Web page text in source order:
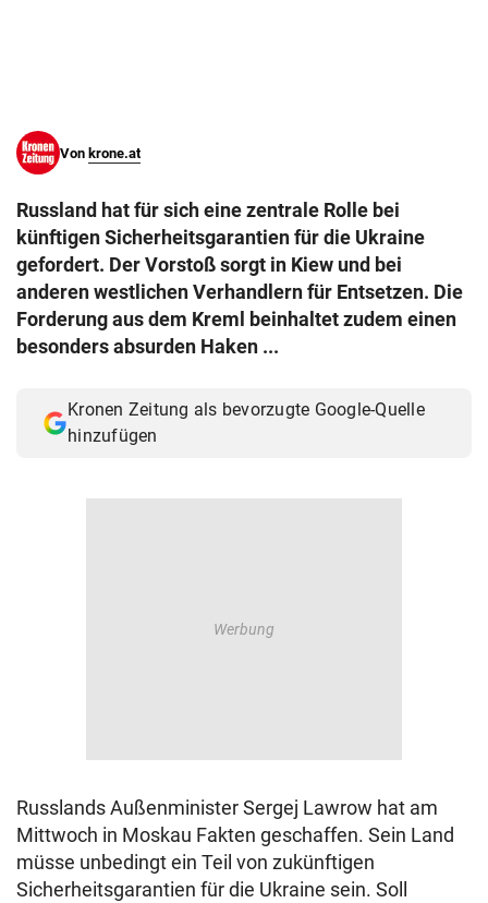
Von krone.at
Russland hat für sich eine zentrale Rolle bei
künftigen Sicherheitsgarantien für die Ukraine
gefordert. Der Vorstoß sorgt in Kiew und bei
anderen westlichen Verhandlern für Entsetzen. Die
Forderung aus dem Kreml beinhaltet zudem einen
besonders absurden Haken ...
Kronen Zeitung als bevorzugte Google-Quelle
hinzufügen
Russlands Außenminister Sergej Lawrow hat am
Mittwoch in Moskau Fakten geschaffen. Sein Land
müsse unbedingt ein Teil von zukünftigen
Sicherheitsgarantien für die Ukraine sein. Soll